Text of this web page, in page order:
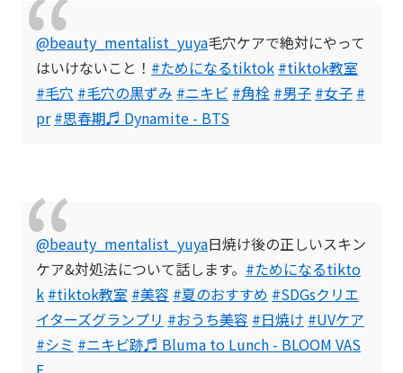
@beauty_mentalist_yuya毛穴ケアで絶対にやって
はいけないこと！ #ためになるtiktok #tiktok教室
#毛穴 #毛穴の黒ずみ #ニキビ #角栓 #男子 #女子 #
pr #思春期♬ Dynamite - BTS
@beauty_mentalist_yuya日焼け後の正しいスキン
ケア&対処法について話します。 #ためになるtikto
k #tiktok教室 #美容 #夏のおすすめ #SDGsクリエ
イターズグランプリ #おうち美容 #日焼け #UVケア
#シミ #ニキビ跡♬ Bluma to Lunch - BLOOM VAS